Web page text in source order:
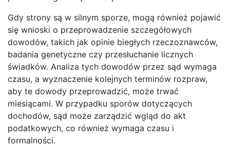
Gdy strony są w silnym sporze, mogą również pojawić
się wnioski o przeprowadzenie szczegółowych
dowodów, takich jak opinie biegłych rzeczoznawców,
badania genetyczne czy przesłuchanie licznych
świadków. Analiza tych dowodów przez sąd wymaga
czasu, a wyznaczenie kolejnych terminów rozpraw,
aby te dowody przeprowadzić, może trwać
miesiącami. W przypadku sporów dotyczących
dochodów, sąd może zarządzić wgląd do akt
podatkowych, co również wymaga czasu i
formalności.